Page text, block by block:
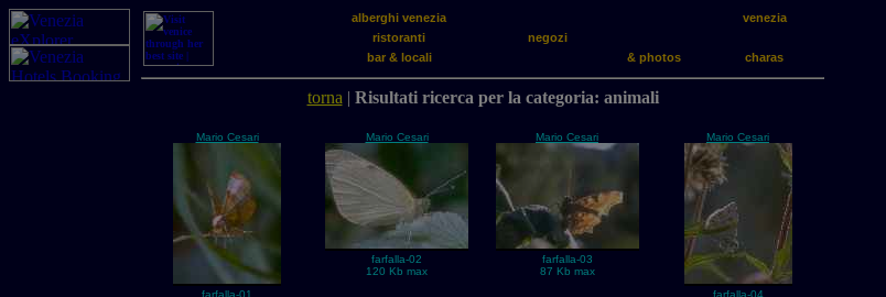
alberghi venezia
venezia
ristoranti
negozi
bar & locali
& photos charas
torna | Risultati ricerca per la categoria: animali
Mario Cesari
farfalla-01
Mario Cesari
farfalla-02
120 Kb max
Mario Cesari
farfalla-03
87 Kb max
Mario Cesari
farfalla-04